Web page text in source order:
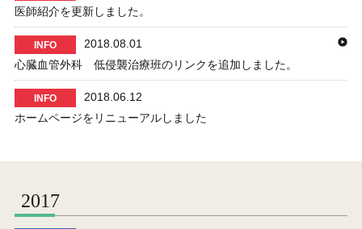
医師紹介を更新しました。
INFO
2018.08.01
心臓血管外科 低侵襲治療班のリンクを追加しました。
INFO
2018.06.12
ホームページをリニューアルしました
2017